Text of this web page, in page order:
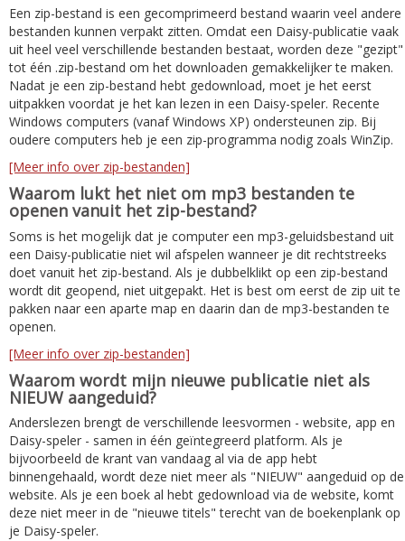
Een zip-bestand is een gecomprimeerd bestand waarin veel andere
bestanden kunnen verpakt zitten. Omdat een Daisy-publicatie vaak
uit heel veel verschillende bestanden bestaat, worden deze "gezipt"
tot één .zip-bestand om het downloaden gemakkelijker te maken.
Nadat je een zip-bestand hebt gedownload, moet je het eerst
uitpakken voordat je het kan lezen in een Daisy-speler. Recente
Windows computers (vanaf Windows XP) ondersteunen zip. Bij
oudere computers heb je een zip-programma nodig zoals WinZip.
[Meer info over zip-bestanden]
Waarom lukt het niet om mp3 bestanden te
openen vanuit het zip-bestand?
Soms is het mogelijk dat je computer een mp3-geluidsbestand uit
een Daisy-publicatie niet wil afspelen wanneer je dit rechtstreeks
doet vanuit het zip-bestand. Als je dubbelklikt op een zip-bestand
wordt dit geopend, niet uitgepakt. Het is best om eerst de zip uit te
pakken naar een aparte map en daarin dan de mp3-bestanden te
openen.
[Meer info over zip-bestanden]
Waarom wordt mijn nieuwe publicatie niet als
NIEUW aangeduid?
Anderslezen brengt de verschillende leesvormen - website, app en
Daisy-speler - samen in één geïntegreerd platform. Als je
bijvoorbeeld de krant van vandaag al via de app hebt
binnengehaald, wordt deze niet meer als "NIEUW" aangeduid op de
website. Als je een boek al hebt gedownload via de website, komt
deze niet meer in de "nieuwe titels" terecht van de boekenplank op
je Daisy-speler.